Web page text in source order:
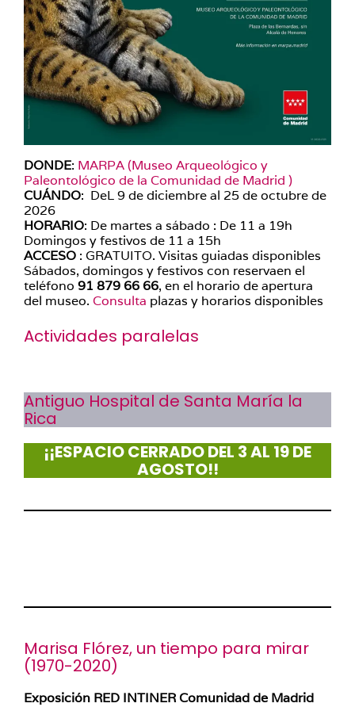
DONDE: MARPA (Museo Arqueológico y
Paleontológico de la Comunidad de Madrid )
CUÁNDO: DeL 9 de diciembre al 25 de octubre de
2026
HORARIO: De martes a sábado : De 11 a 19h
Domingos y festivos de 11 a 15h
ACCESO : GRATUITO. Visitas guiadas disponibles
Sábados, domingos y festivos con reservaen el
teléfono 91 879 66 66, en el horario de apertura
del museo. Consulta plazas y horarios disponibles
Actividades paralelas
Antiguo Hospital de Santa María la
Rica
¡¡ESPACIO CERRADO DEL 3 AL 19 DE
AGOSTO!!
Marisa Flórez, un tiempo para mirar
(1970-2020)
Exposición RED INTINER Comunidad de Madrid